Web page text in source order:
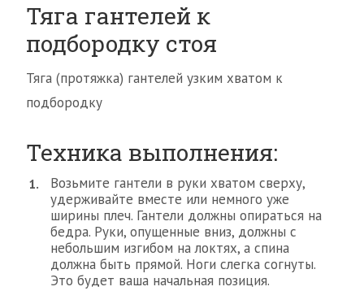
Тяга гантелей к
подбородку стоя
Тяга (протяжка) гантелей узким хватом к
подбородку
Техника выполнения:
Возьмите гантели в руки хватом сверху,
удерживайте вместе или немного уже
ширины плеч. Гантели должны опираться на
бедра. Руки, опущенные вниз, должны с
небольшим изгибом на локтях, а спина
должна быть прямой. Ноги слегка согнуты.
Это будет ваша начальная позиция.